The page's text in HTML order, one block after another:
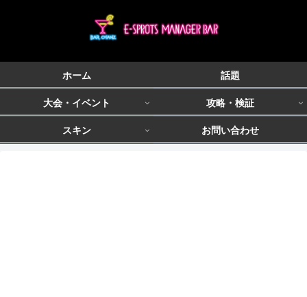
ホーム 話題
大会・イベント 攻略・検証
スキン お問い合わせ